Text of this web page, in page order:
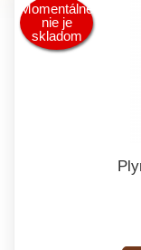
Momentálne
nie je
skladom